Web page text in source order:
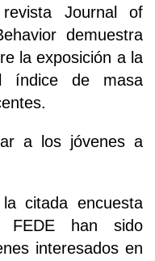
Journal of
demuestra
la exposición a la
índice de masa
a los jóvenes a
citada encuesta
FEDE han sido
interesados en